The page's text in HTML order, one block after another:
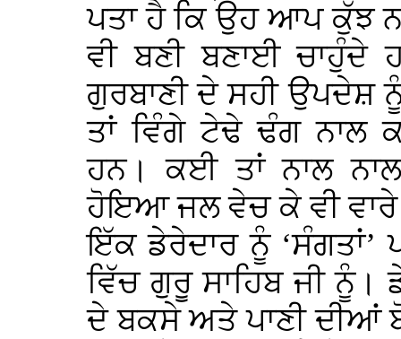
ਪਤਾ ਹੈ ਕਿ ਉਹ ਆਪ ਕੁੱਝ
ਵੀ ਬਣੀ ਬਣਾਈ
ਗੁਰਬਾਣੀ ਦੇ ਸਹੀ ਉਪਦੇਸ਼
ਤਾਂ ਵਿੰਗੇ ਟੇਢੇ ਢੰਗ ਨਾਲ
ਹਨ। ਕਈ ਤਾਂ ਨਾਲ
ਹੋਇਆ ਜਲ ਵੇਚ ਕੇ ਵੀ
ਇੱਕ ਡੇਰੇਦਾਰ ਨੂੰ ‘ਸੰਗਤਾਂ’
ਵਿੱਚ ਗੁਰੂ ਸਾਹਿਬ ਜੀ ਨੂੰ।
ਦੇ ਬਕਸੇ ਅਤੇ ਪਾਣੀ ਦੀਆਂ